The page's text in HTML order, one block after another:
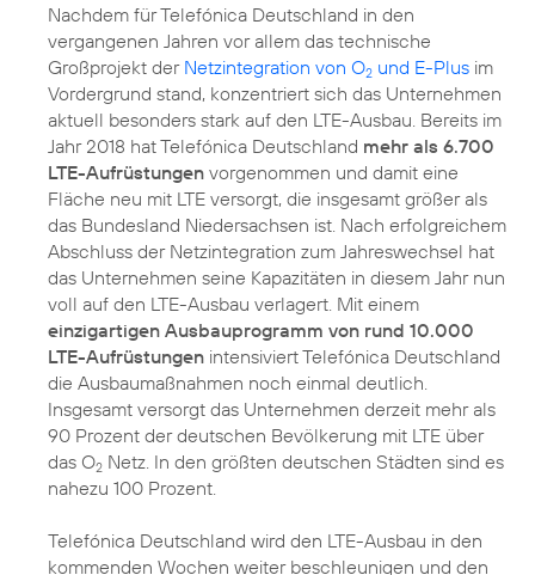
Nachdem für Telefónica Deutschland in den
vergangenen Jahren vor allem das technische
Großprojekt der Netzintegration von O2 und E-Plus im
Vordergrund stand, konzentriert sich das Unternehmen
aktuell besonders stark auf den LTE-Ausbau. Bereits im
Jahr 2018 hat Telefónica Deutschland mehr als 6.700
LTE-Aufrüstungen vorgenommen und damit eine
Fläche neu mit LTE versorgt, die insgesamt größer als
das Bundesland Niedersachsen ist. Nach erfolgreichem
Abschluss der Netzintegration zum Jahreswechsel hat
das Unternehmen seine Kapazitäten in diesem Jahr nun
voll auf den LTE-Ausbau verlagert. Mit einem
einzigartigen Ausbauprogramm von rund 10.000
LTE-Aufrüstungen intensiviert Telefónica Deutschland
die Ausbaumaßnahmen noch einmal deutlich.
Insgesamt versorgt das Unternehmen derzeit mehr als
90 Prozent der deutschen Bevölkerung mit LTE über
das O2 Netz. In den größten deutschen Städten sind es
nahezu 100 Prozent.
Telefónica Deutschland wird den LTE-Ausbau in den
kommenden Wochen weiter beschleunigen und den